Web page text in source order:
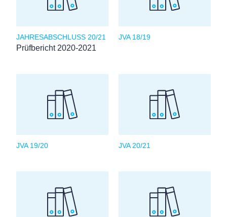
JAHRESABSCHLUSS 20/21
Prüfbericht 2020-2021
JVA 18/19
JVA 19/20 JVA 20/21